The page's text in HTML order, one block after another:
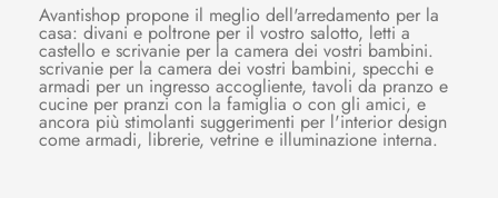
Avantishop propone il meglio dell'arredamento per la
casa: divani e poltrone per il vostro salotto, letti a
castello e scrivanie per la camera dei vostri bambini.
scrivanie per la camera dei vostri bambini, specchi e
armadi per un ingresso accogliente, tavoli da pranzo e
cucine per pranzi con la famiglia o con gli amici, e
ancora più stimolanti suggerimenti per l'interior design
come armadi, librerie, vetrine e illuminazione interna.